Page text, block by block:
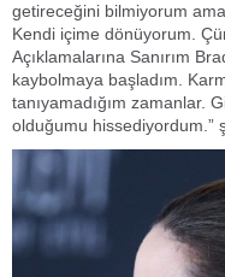
getireceğini bilmiyorum
Kendi içime dönüyorum.
Açıklamalarına Sanırım
kaybolmaya başladım.
tanıyamadığım zamanlar.
olduğumu hissediyordum.”